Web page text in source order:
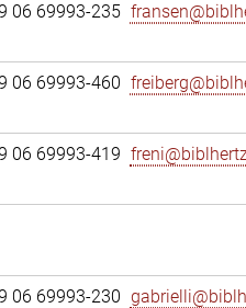
06 69993-235
06 69993-460
06 69993-419
06 69993-230